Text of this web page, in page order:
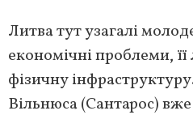
Литва тут узагалі
економічні проблеми,
фізичну
Вільнюса (Сантарос)